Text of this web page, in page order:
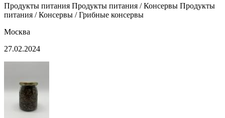
Продукты питания Продукты питания / Консервы Продукты
питания / Консервы / Грибные консервы
Москва
27.02.2024